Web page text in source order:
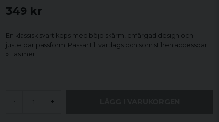
349 kr
En klassisk svart keps med böjd skärm, enfärgad design och
justerbar passform. Passar till vardags och som stilren accessoar.
Läs mer
- +